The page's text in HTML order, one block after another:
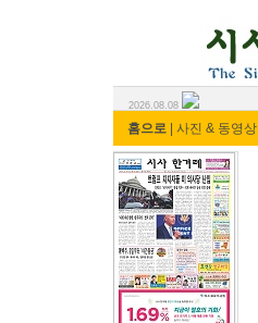
2026.08.08
홈으로 사진 & 동영상